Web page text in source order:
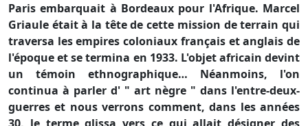
Paris embarquait à Bordeaux pour l'Afrique. Marcel
Griaule était à la tête de cette mission de terrain qui
traversa les empires coloniaux français et anglais de
l'époque et se termina en 1933. L'objet africain devint
un témoin ethnographique… Néanmoins, l'on
continua à parler d' " art nègre " dans l'entre-deux-
guerres et nous verrons comment, dans les années